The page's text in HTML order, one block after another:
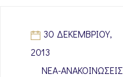
30 ΔΕΚΕΜΒΡΊΟΥ,
2013
ΝΈΑ-ΑΝΑΚΟΙΝΏΣΕΙΣ